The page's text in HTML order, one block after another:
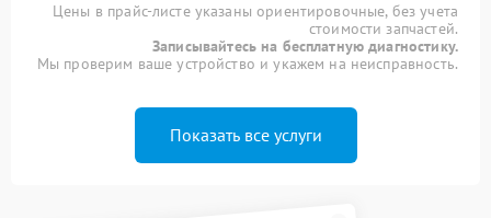
Цены в прайс-листе указаны ориентировочные, без учета
стоимости запчастей.
Записывайтесь на бесплатную диагностику.
Мы проверим ваше устройство и укажем на неисправность.
Показать все услуги